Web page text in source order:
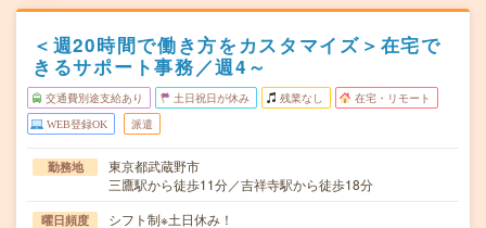
＜週20時間で働き方をカスタマイズ＞在宅で
きるサポート事務／週4～
交通費別途支給あり 土日祝日が休み 残業なし 在宅・リモート
WEB登録OK 派遣
勤務地
東京都武蔵野市
三鷹駅から徒歩11分／吉祥寺駅から徒歩18分
曜日頻度 シフト制※土日休み！